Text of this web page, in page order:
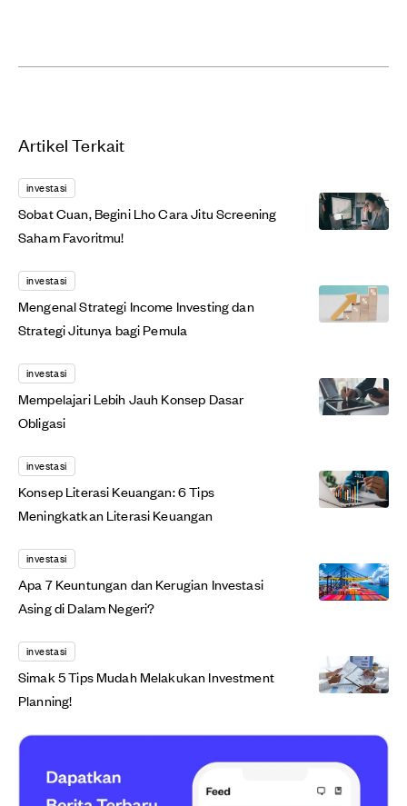
Artikel Terkait
investasi
Sobat Cuan, Begini Lho Cara Jitu Screening
Saham Favoritmu!
investasi
Mengenal Strategi Income Investing dan
Strategi Jitunya bagi Pemula
investasi
Mempelajari Lebih Jauh Konsep Dasar
Obligasi
investasi
Konsep Literasi Keuangan: 6 Tips
Meningkatkan Literasi Keuangan
investasi
Apa 7 Keuntungan dan Kerugian Investasi
Asing di Dalam Negeri?
investasi
Simak 5 Tips Mudah Melakukan Investment
Planning!